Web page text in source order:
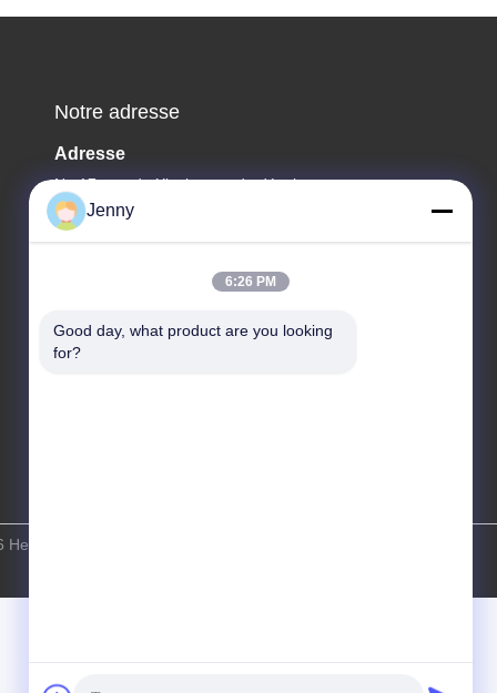
Notre adresse
Adresse
No.17, rue de Xinyi, zone de développement
économique, Xinxiang, Henan, RPC
Tianfon New Energy Tech. Co., Ltd Tous les droits
Jenny
6:26 PM
Good day, what product are you looking
for?